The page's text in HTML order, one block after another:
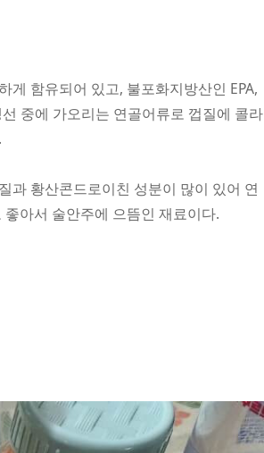
게 함유되어 있고, 불포화지방산인 EPA,
중에 가오리는 연골어류로 껍질에 콜라
과 황산콘드로이친 성분이 많이 있어 연
아서 술안주에 으뜸인 재료이다.